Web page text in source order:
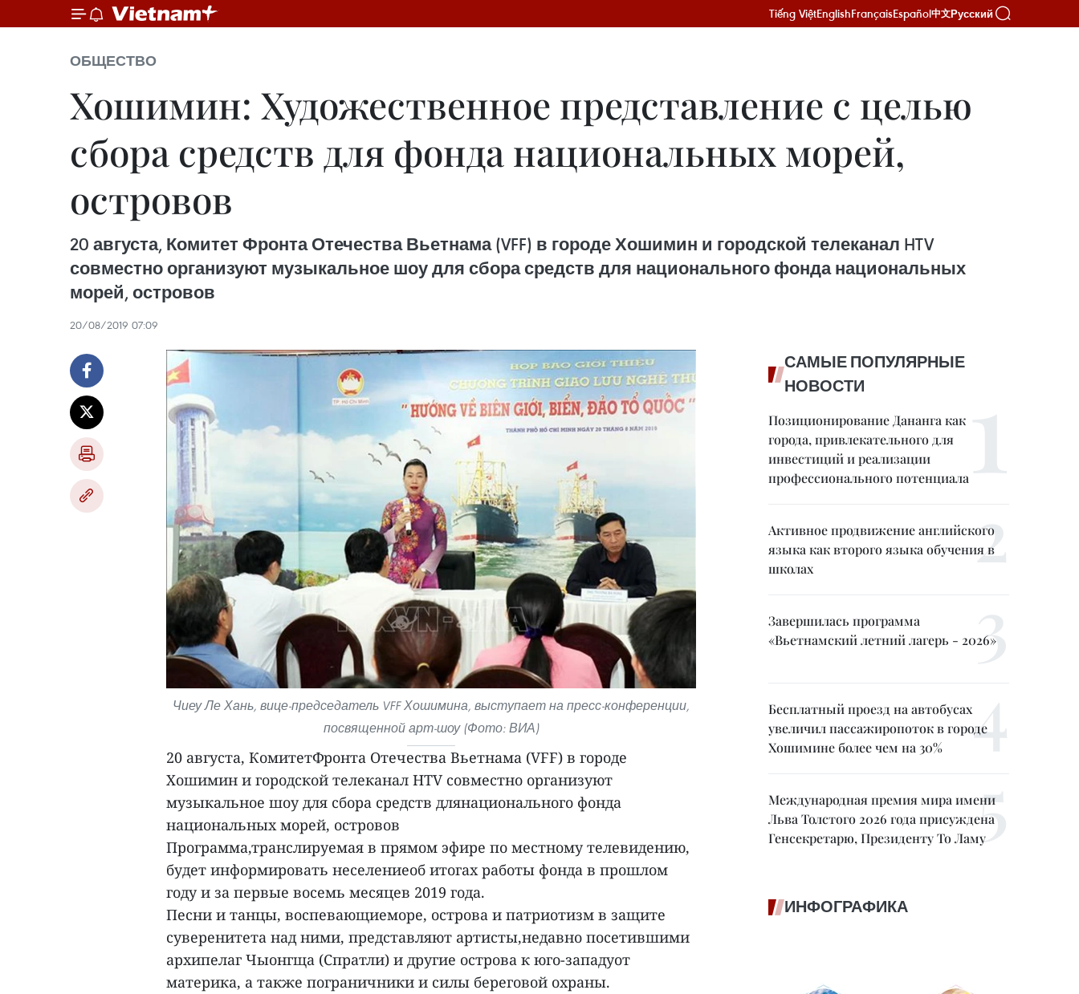
Tiếng ViệtEnglishFrançaisEspañol中文Русский
ОБЩЕСТВО
Хошимин: Художественное представление с целью
сбора средств для фонда национальных морей,
островов
20 августа, Комитет Фронта Отечества Вьетнама (VFF) в городе Хошимин и городской телеканал HTV
совместно организуют музыкальное шоу для сбора средств для национального фонда национальных
морей, островов
20/08/2019 07:09
Чиеу Ле Хань, вице-председатель VFF Хошимина, выступает на пресс-конференции,
посвященной арт-шоу (Фото: ВИА)
20 августа, КомитетФронта Отечества Вьетнама (VFF) в городе
Хошимин и городской телеканал HTV совместно организуют
музыкальное шоу для сбора средств длянационального фонда
национальных морей, островов
Программа,транслируемая в прямом эфире по местному телевидению,
будет информировать неселениеоб итогах работы фонда в прошлом
году и за первые восемь месяцев 2019 года.
Песни и танцы, воспевающиеморе, острова и патриотизм в защите
суверенитета над ними, представляют артисты,недавно посетившими
архипелаг Чыонгща (Спратли) и другие острова к юго-западуот
материка, а также пограничники и силы береговой охраны.
САМЫЕ ПОПУЛЯРНЫЕ
НОВОСТИ
Позиционирование Дананга как
города, привлекательного для
инвестиций и реализации
профессионального потенциала
Активное продвижение английского
языка как второго языка обучения в
школах
Завершилась программа
«Вьетнамский летний лагерь - 2026»
Бесплатный проезд на автобусах
увеличил пассажиропоток в городе
Хошимине более чем на 30%
Международная премия мира имени
Льва Толстого 2026 года присуждена
Генсекретарю, Президенту То Ламу
ИНФОГРАФИКА